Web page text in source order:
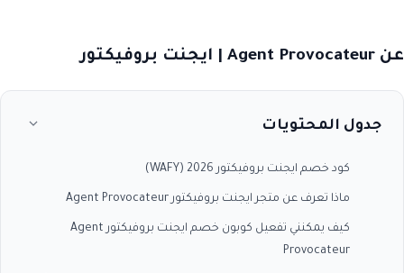
عن Agent Provocateur | ايجنت بروفيكتور
جدول المحتويات
كود خصم ايجنت بروفيكتور 2026 (WAFY)
ماذا تعرف عن متجر ايجنت بروفيكتور Agent Provocateur
كيف يمكنني تفعيل كوبون خصم ايجنت بروفيكتور Agent
Provocateur